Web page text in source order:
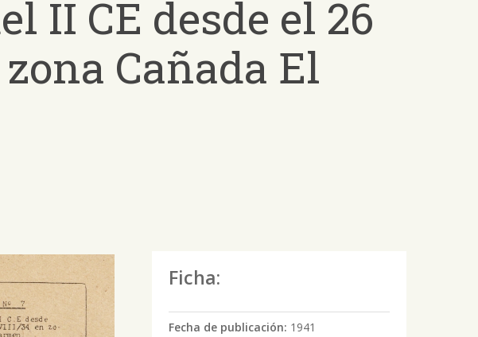
II CE desde el 26
Cañada El
Ficha:
Fecha de publicación: 1941